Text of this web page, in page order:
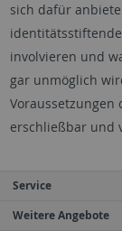
sich dafür
involvieren und
gar unmöglich
Voraussetzungen
erschließbar und
Service
Weitere Angebote